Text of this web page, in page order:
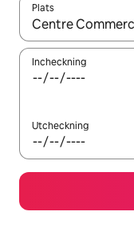
Plats
När resultaten är
Incheckning
Utcheckning